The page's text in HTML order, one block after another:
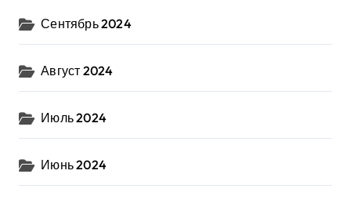
Сентябрь 2024
Август 2024
Июль 2024
Июнь 2024